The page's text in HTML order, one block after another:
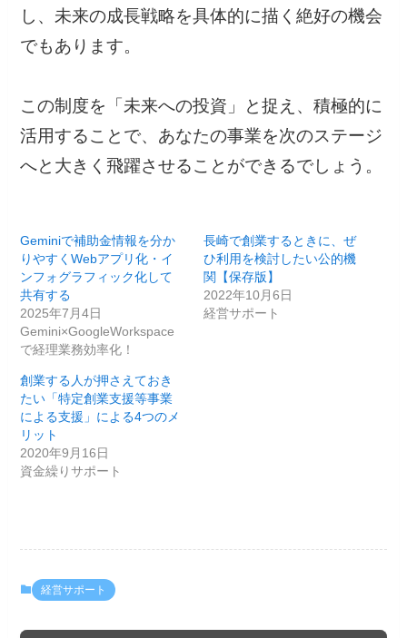
し、未来の成長戦略を具体的に描く絶好の機会
でもあります。
この制度を「未来への投資」と捉え、積極的に
活用することで、あなたの事業を次のステージ
へと大きく飛躍させることができるでしょう。
Geminiで補助金情報を分か
りやすくWebアプリ化・イ
ンフォグラフィック化して
共有する
2025年7月4日
Gemini×GoogleWorkspace
で経理業務効率化！
長崎で創業するときに、ぜ
ひ利用を検討したい公的機
関【保存版】
2022年10月6日
経営サポート
創業する人が押さえておき
たい「特定創業支援等事業
による支援」による4つのメ
リット
2020年9月16日
資金繰りサポート
経営サポート